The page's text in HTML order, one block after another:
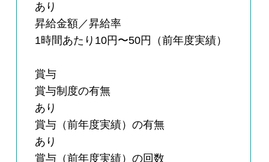
あり
昇給金額／昇給率
1時間あたり10円〜50円（前年度実績）
賞与
賞与制度の有無
あり
賞与（前年度実績）の有無
あり
賞与（前年度実績）の回数